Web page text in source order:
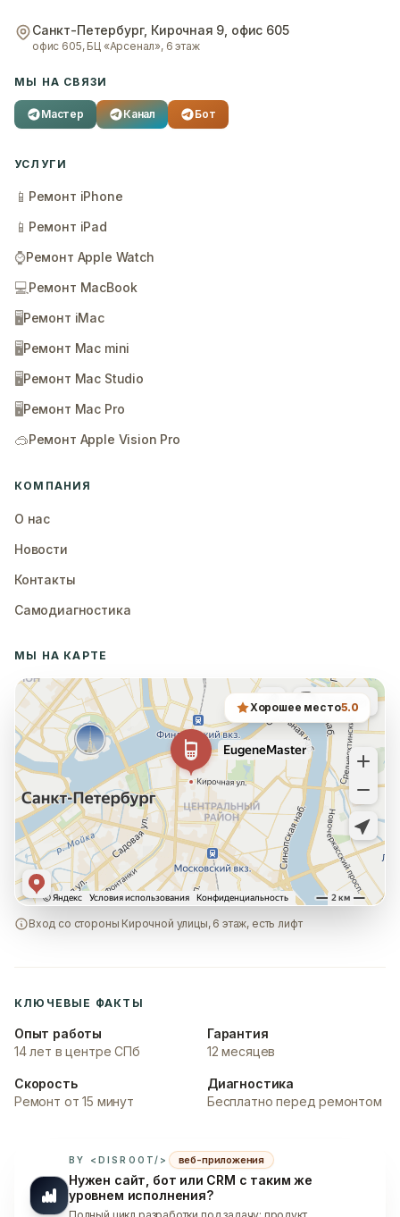
Санкт-Петербург, Кирочная 9, офис 605
офис 605, БЦ «Арсенал», 6 этаж
МЫ НА СВЯЗИ
Мастер Канал Бот
УСЛУГИ
📱 Ремонт iPhone
📱 Ремонт iPad
⌚Ремонт Apple Watch
💻Ремонт MacBook
🖥️Ремонт iMac
🖥️Ремонт Mac mini
🖥️Ремонт Mac Studio
🖥️Ремонт Mac Pro
🥽Ремонт Apple Vision Pro
КОМПАНИЯ
О нас
Новости
Контакты
Самодиагностика
МЫ НА КАРТЕ
Хорошее место5.0
Вход со стороны Кирочной улицы, 6 этаж, есть лифт
КЛЮЧЕВЫЕ ФАКТЫ
Опыт работы
14 лет в центре СПб
Гарантия
12 месяцев
Скорость
Ремонт от 15 минут
Диагностика
Бесплатно перед ремонтом
BY <DISROOT/> веб-приложения
Нужен сайт, бот или CRM с таким же
уровнем исполнения?